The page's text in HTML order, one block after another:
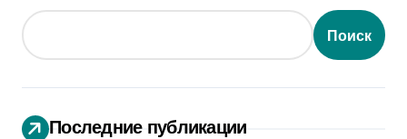
Поиск
Последние публикации